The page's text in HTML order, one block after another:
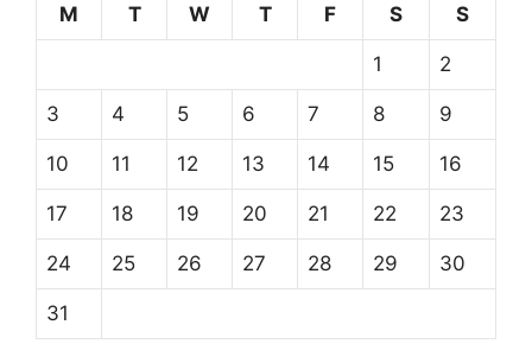
M
T W T F S S
1 2
3 4 5 6 7 8 9
10 11 12 13 14 15 16
17 18 19 20 21 22 23
24 25 26 27 28 29 30
31